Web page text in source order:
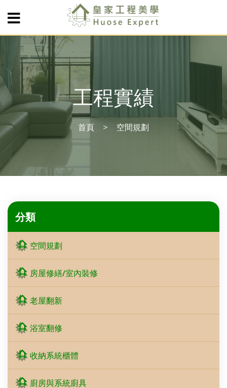
工程實績
首頁 空間規劃
分類
空間規劃
房屋修繕/室內裝修
老屋翻新
浴室翻修
收納系統櫃體
廚房與系統廚具